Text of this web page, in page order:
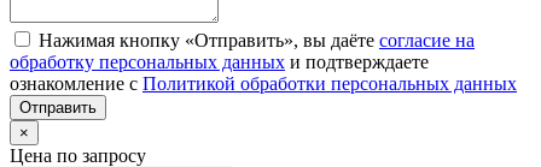
Нажимая кнопку «Отправить», вы даёте согласие на
обработку персональных данных и подтверждаете
ознакомление с Политикой обработки персональных данных
×
Цена по запросу